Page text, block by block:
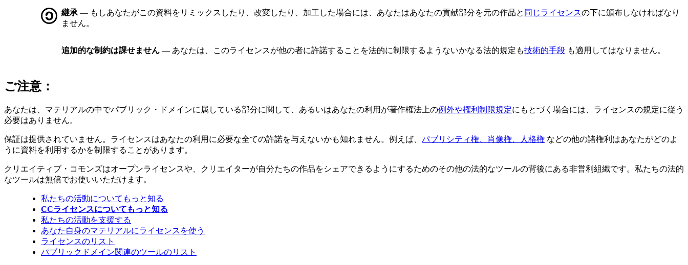
継承 — もしあなたがこの資料をリミックスしたり、改変したり、加工した場合には、あなたはあなたの貢献部分を元の作品と 同じライセンスの下に頒布しなければなり
ません。
追加的な制約は課せません — あなたは、このライセンスが他の者に許諾することを法的に制限するようないかなる法的規定も技術的手段 も適用してはなりません。
ご注意：
あなたは、マテリアルの中でパブリック・ドメインに属している部分に関して、あるいはあなたの利用が著作権法上の例外や権利制限規定にもとづく場合には、ライセンスの規定に従う
必要はありません。
保証は提供されていません。ライセンスはあなたの利用に必要な全ての許諾を与えないかも知れません。例えば、 パブリシティ権、肖像権、人格権 などの他の諸権利はあなたがどのよ
うに資料を利用するかを制限することがあります。
クリエイティブ・コモンズはオープンライセンスや、クリエイターが自分たちの作品をシェアできるようにするためのその他の法的なツールの背後にある非営利組織です。私たちの法的
なツールは無償でお使いいただけます。
私たちの活動についてもっと知る
CCライセンスについてもっと知る
私たちの活動を支援する
あなた自身のマテリアルにライセンスを使う
ライセンスのリスト
パブリックドメイン関連のツールのリスト